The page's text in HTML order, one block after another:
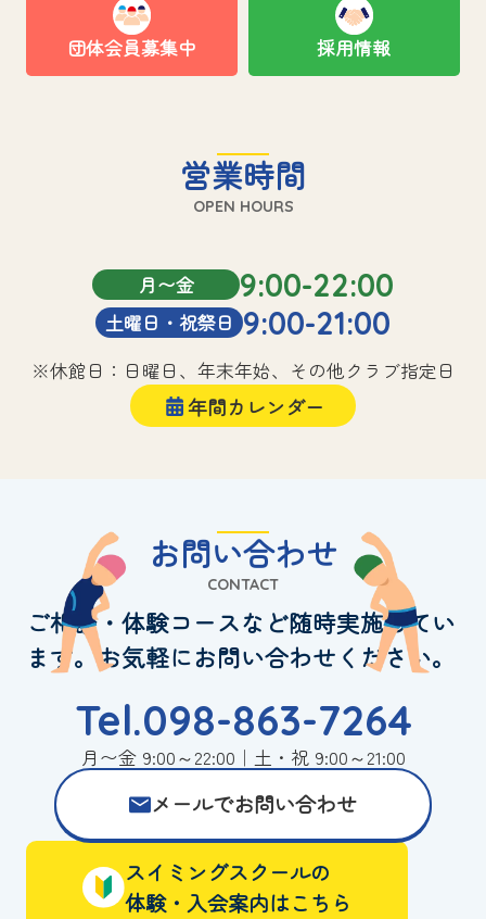
団体会員募集中 採用情報
営業時間
OPEN HOURS
月〜金 9:00-22:00
土曜日・祝祭日 9:00-21:00
※休館日：日曜日、年末年始、その他クラブ指定日
年間カレンダー
お問い合わせ
CONTACT
ご相談・体験コースなど随時実施してい
ます。お気軽にお問い合わせください。
Tel.098-863-7264
月〜金 9:00～22:00｜土・祝 9:00～21:00
メールでお問い合わせ
スイミングスクールの
体験・入会案内はこちら